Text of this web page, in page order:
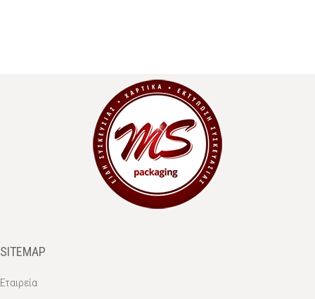
SITEMAP
Εταιρεία